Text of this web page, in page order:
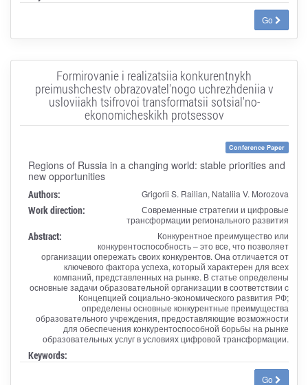
Go
Formirovanie i realizatsiia konkurentnykh
preimushchestv obrazovatel'nogo uchrezhdeniia v
usloviiakh tsifrovoi transformatsii sotsial'no-
ekonomicheskikh protsessov
Conference Paper
Regions of Russia in a changing world: stable priorities and
new opportunities
Authors: Grigorii S. Railian, Nataliia V. Morozova
Work direction:
Современные стратегии и цифровые
трансформации регионального развития
Abstract:
Конкурентное преимущество или
конкурентоспособность – это все, что позволяет
организации опережать своих конкурентов. Она отличается от
ключевого фактора успеха, который характерен для всех
компаний, представленных на рынке. В статье определены
основные задачи образовательной организации в соответствии с
Концепцией социально-экономического развития РФ;
определены основные конкурентные преимущества
образовательного учреждения, предоставляющие возможности
для обеспечения конкурентоспособной борьбы на рынке
образовательных услуг в условиях цифровой трансформации.
Keywords:
Go